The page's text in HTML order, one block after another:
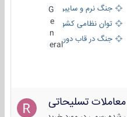
جنگ نرم و سایبری
توان نظامی کشورها
جنگ در قاب دوربین
eral
تسلیحاتی
7
اسفند